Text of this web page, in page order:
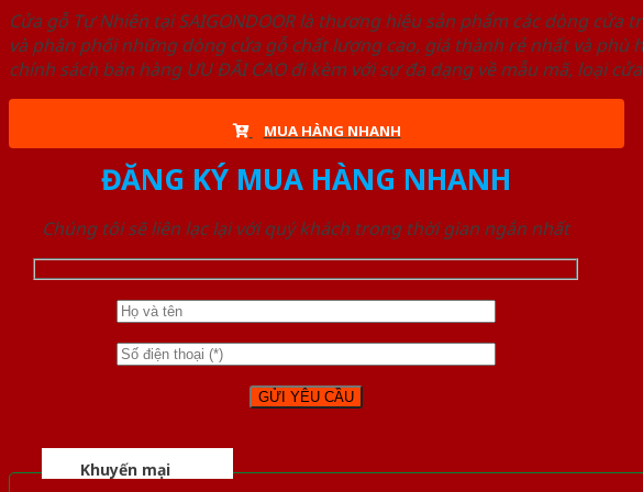
Cửa gỗ Tự Nhiên tại SAIGONDOOR là thương hiệu sản phẩm các dòng
và phân phối những dòng cửa gỗ chất lượng cao, giá thành rẻ nhất và phù
chính sách bán hàng ƯU ĐÃI CAO đi kèm với sự đa dạng về mẫu mã, loại
MUA HÀNG NHANH
ĐĂNG KÝ MUA HÀNG NHANH
Chúng tôi sẽ liên lạc lại với quý khách trong thời gian ngắn nhất
Khuyến mại